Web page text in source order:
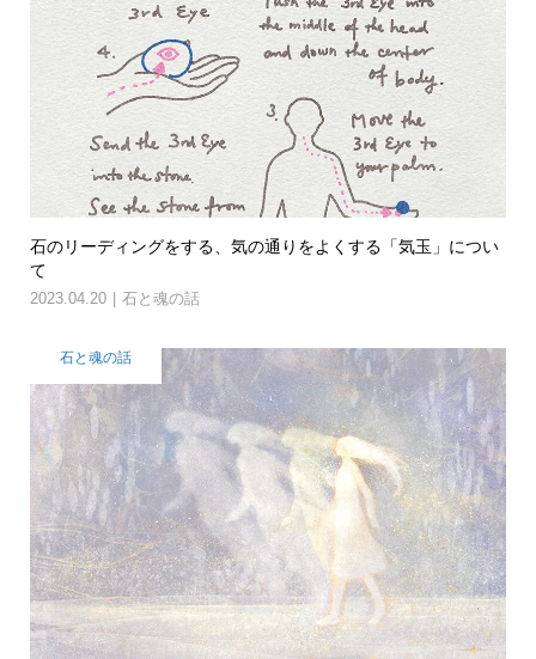
石のリーディングをする、気の通りをよくする「気玉」につい
て
2023.04.20 石と魂の話
石と魂の話